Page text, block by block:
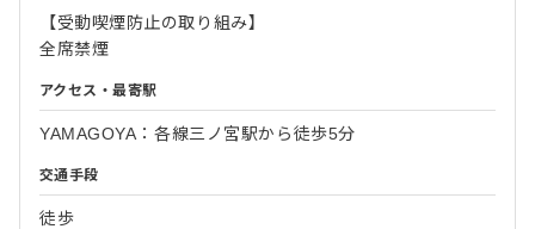
【受動喫煙防止の取り組み】
全席禁煙
アクセス・最寄駅
YAMAGOYA：各線三ノ宮駅から徒歩5分
交通手段
徒歩